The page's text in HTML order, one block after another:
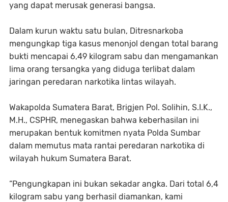
yang dapat merusak generasi bangsa.
Dalam kurun waktu satu bulan, Ditresnarkoba
mengungkap tiga kasus menonjol dengan total barang
bukti mencapai 6,49 kilogram sabu dan mengamankan
lima orang tersangka yang diduga terlibat dalam
jaringan peredaran narkotika lintas wilayah.
Wakapolda Sumatera Barat, Brigjen Pol. Solihin, S.I.K.,
M.H., CSPHR, menegaskan bahwa keberhasilan ini
merupakan bentuk komitmen nyata Polda Sumbar
dalam memutus mata rantai peredaran narkotika di
wilayah hukum Sumatera Barat.
“Pengungkapan ini bukan sekadar angka. Dari total 6,4
kilogram sabu yang berhasil diamankan, kami